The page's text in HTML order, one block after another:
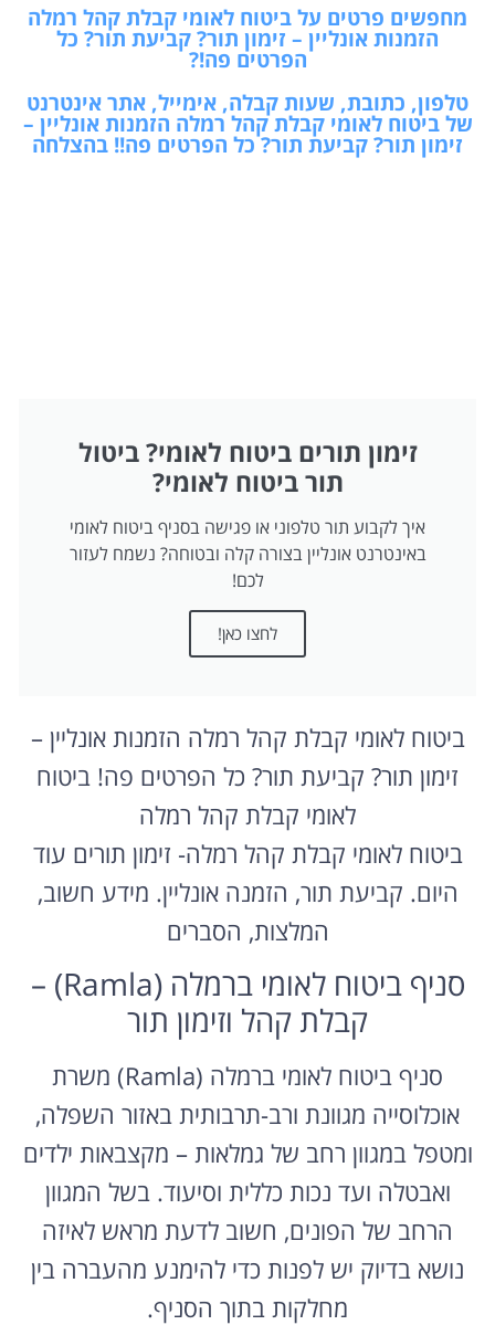
מחפשים פרטים על ביטוח לאומי קבלת קהל רמלה
הזמנות אונליין – זימון תור? קביעת תור? כל
הפרטים פה!?
טלפון, כתובת, שעות קבלה, אימייל, אתר אינטרנט
של ביטוח לאומי קבלת קהל רמלה הזמנות אונליין –
זימון תור? קביעת תור? כל הפרטים פה!! בהצלחה
זימון תורים ביטוח לאומי? ביטול
תור ביטוח לאומי?
איך לקבוע תור טלפוני או פגישה בסניף ביטוח לאומי
באינטרנט אונליין בצורה קלה ובטוחה? נשמח לעזור
לכם!
לחצו כאן!
ביטוח לאומי קבלת קהל רמלה הזמנות אונליין –
זימון תור? קביעת תור? כל הפרטים פה! ביטוח
לאומי קבלת קהל רמלה
ביטוח לאומי קבלת קהל רמלה- זימון תורים עוד
היום. קביעת תור, הזמנה אונליין. מידע חשוב,
המלצות, הסברים
סניף ביטוח לאומי ברמלה (Ramla) –
קבלת קהל וזימון תור
סניף ביטוח לאומי ברמלה (Ramla) משרת
אוכלוסייה מגוונת ורב-תרבותית באזור השפלה,
ומטפל במגוון רחב של גמלאות – מקצבאות ילדים
ואבטלה ועד נכות כללית וסיעוד. בשל המגוון
הרחב של הפונים, חשוב לדעת מראש לאיזה
נושא בדיוק יש לפנות כדי להימנע מהעברה בין
מחלקות בתוך הסניף.